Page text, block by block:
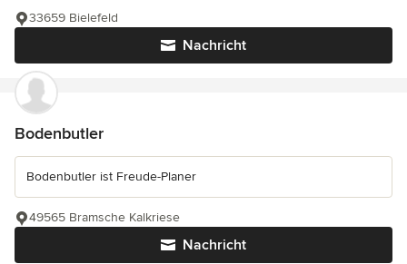
Nachricht
33659 Bielefeld
Bodenbutler
Bodenbutler ist Freude-Planer
Nachricht
49565 Bramsche Kalkriese